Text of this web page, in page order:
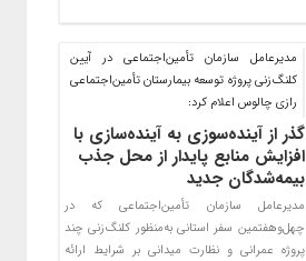
مدیرعامل سازمان تأمین‌اجتماعی در آیین
کلنگ‌زنی پروژه توسعه بیمارستان تأمین‌اجتماعی
رازی چالوس اعلام کرد:
گذر از آینده‌سوزی به آینده‌سازی با
افزایش منابع پایدار از محل جذب
بیمه‌شدگان جدید
مدیرعامل سازمان تأمین‌اجتماعی که در
چهل‌وهفتمین سفر استانی به‌منظور کلنگ‌زنی چند
پروژه عمرانی و نظارت میدانی بر شرایط ارائه